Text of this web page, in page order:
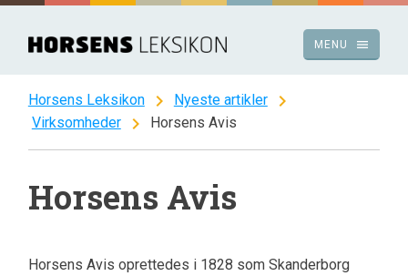
Spring
indhold
menu
MENU
Horsens Leksikon chevron_right Nyeste artikler chevron_right
Virksomheder chevron_right Horsens Avis
Horsens Avis
Horsens Avis oprettedes i 1828 som Skanderborg